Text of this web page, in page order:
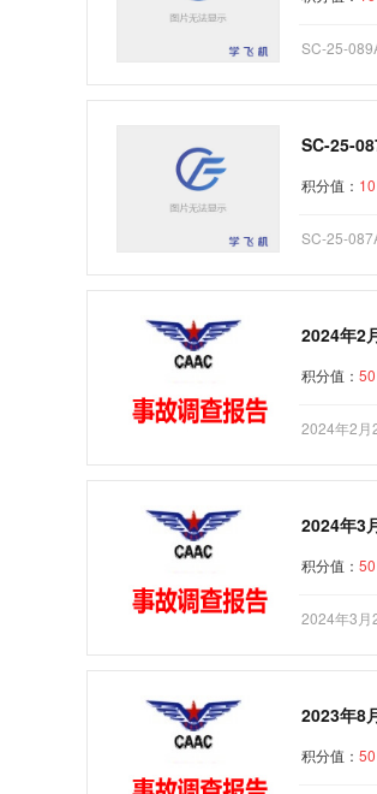
SC-25-
SC-25-
积分值： 10
SC-25-
2024年2
积分值： 50
2024年2月
2024年3
积分值： 50
2024年3月
2023年8
积分值： 50